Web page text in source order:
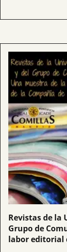
Revistas de la
Grupo de
labor editorial